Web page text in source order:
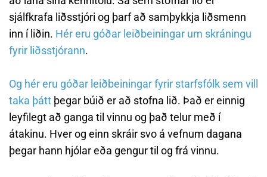
sjálfkrafa liðsstjóri og þarf að samþykkja liðsmenn
inn í liðin. Hér eru góðar leiðbeiningar um skráningu
fyrir liðsstjórann.
Og hér eru góðar leiðbeiningar fyrir starfsfólk sem vill
taka þátt þegar búið er að stofna lið. Það er einnig
leyfilegt að ganga til vinnu og það telur með í
átakinu. Hver og einn skráir svo á vefnum dagana
þegar hann hjólar eða gengur til og frá vinnu.